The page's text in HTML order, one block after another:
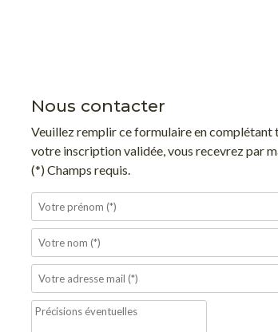
Nous contacter
Veuillez remplir ce formulaire en complétant
votre inscription validée, vous recevrez par
(*) Champs requis.